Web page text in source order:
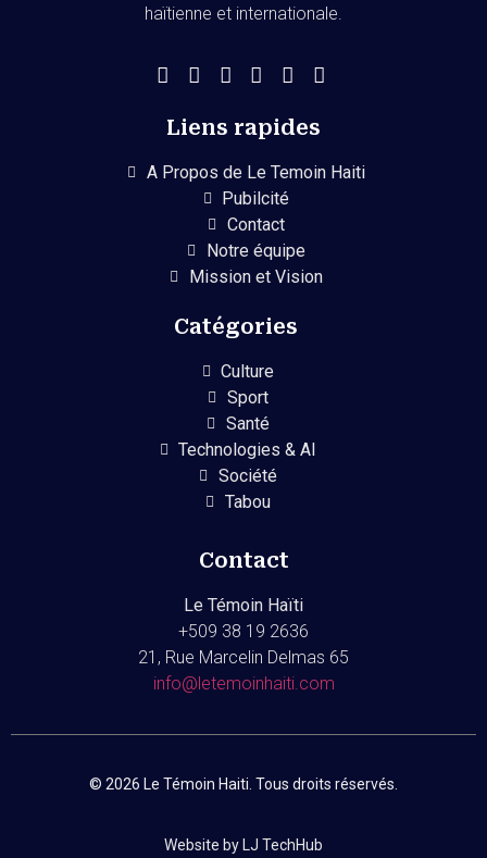
haïtienne et internationale.
Liens rapides
A Propos de Le Temoin Haiti
Pubilcité
Contact
Notre équipe
Mission et Vision
Catégories
Culture
Sport
Santé
Technologies & AI
Société
Tabou
Contact
Le Témoin Haïti
+509 38 19 2636
21, Rue Marcelin Delmas 65
info@letemoinhaiti.com
© 2026 Le Témoin Haiti. Tous droits réservés.
Website by LJ TechHub